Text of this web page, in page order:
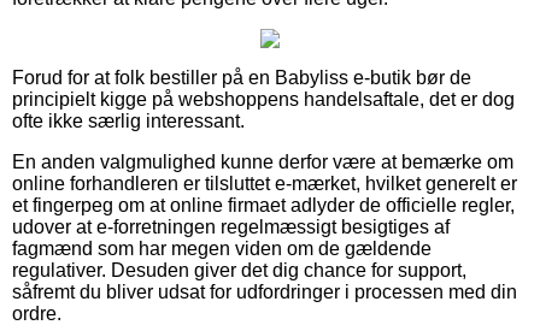
Forud for at folk bestiller på en Babyliss e-butik bør de
principielt kigge på webshoppens handelsaftale, det er dog
ofte ikke særlig interessant.
En anden valgmulighed kunne derfor være at bemærke om
online forhandleren er tilsluttet e-mærket, hvilket generelt er
et fingerpeg om at online firmaet adlyder de officielle regler,
udover at e-forretningen regelmæssigt besigtiges af
fagmænd som har megen viden om de gældende
regulativer. Desuden giver det dig chance for support,
såfremt du bliver udsat for udfordringer i processen med din
ordre.